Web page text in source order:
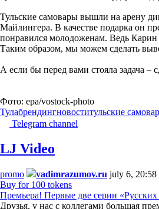
Тульские самовары вышли на арену
Майлингера. В качестве подарка он
понравился молодоженам. Ведь
Таким образом, мы можем сделать
А если бы перед вами стояла задача
Фото: epa/vostock-photo
Тулабрендингновоститульские
Telegram channel
LJ Video
promo vadimrazumov.ru july 6, 20:58
Buy for 100 tokens
Премьера! Первые две серии
Друзья, у нас с коллегами большая